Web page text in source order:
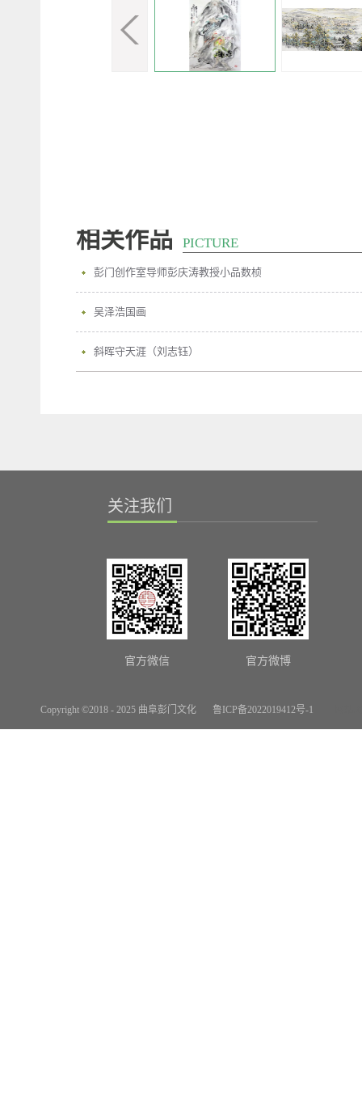
相关作品 PICTURE
彭门创作室导师彭庆涛教授小品数桢
吴泽浩国画
斜晖守天涯（刘志钰）
Copyright ©2018 - 2025 曲阜彭门文化 鲁ICP备2022019412号-1
关注我们
官方微信 官方微博